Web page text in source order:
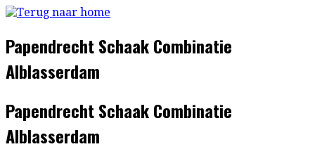
Ga
inhoud
Papendrecht Schaak Combinatie
Alblasserdam
Papendrecht Schaak Combinatie
Alblasserdam